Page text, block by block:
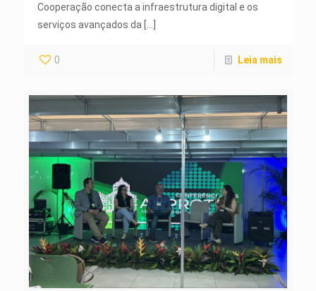
Cooperação conecta a infraestrutura digital e os
serviços avançados da […]
0 Leia mais